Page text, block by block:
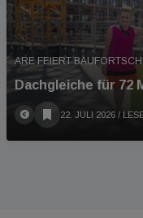
ARE FEIERT
Dachgleiche für 72
22. JULI 2026 /